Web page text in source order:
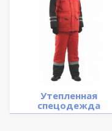
Утепленная
спецодежда